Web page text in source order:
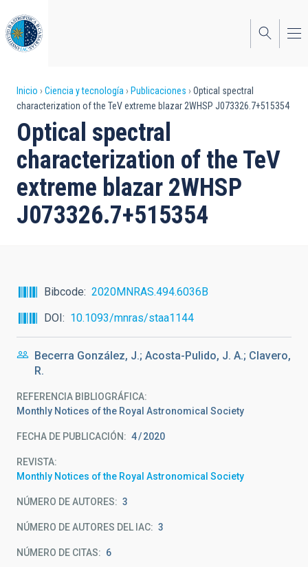
al
contenido
principal
Sobrescribir
enlaces
de
ayuda
a
la
Inicio Ciencia y tecnología Publicaciones
Optical spectral
characterization of the TeV extreme blazar 2WHSP J073326.7+515354
Optical spectral
characterization of the TeV
extreme blazar 2WHSP
J073326.7+515354
Bibcode
2020MNRAS.494.6036B
DOI
10.1093/mnras/staa1144
Becerra González, J.; Acosta-Pulido, J. A.; Clavero,
R.
REFERENCIA BIBLIOGRÁFICA
Monthly Notices of the Royal Astronomical Society
FECHA DE PUBLICACIÓN: 4 2020
REVISTA
Monthly Notices of the Royal Astronomical Society
NÚMERO DE AUTORES 3
NÚMERO DE AUTORES DEL IAC 3
NÚMERO DE CITAS 6